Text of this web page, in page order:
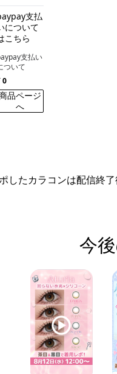
支払
について
こちら
支払い
ついて
0
品ページ
へ
したカラコンは配信終
今